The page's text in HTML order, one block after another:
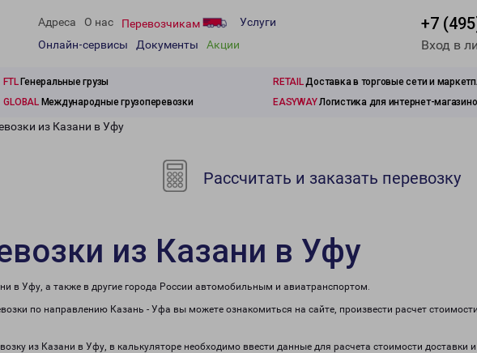
Адреса О нас Перевозчикам
Услуги
Онлайн-сервисы
Документы Акции
+7
Вход в
FTLГенеральные грузы RETAILДоставка в торговые сети и
GLOBALМеждународные грузоперевозки EASYWAYЛогистика для интернет-
из Казани в Уфу
Рассчитать и заказать перевозку
из Казани в Уфу
в Уфу, а также в другие города России автомобильным и авиатранспортом.
по направлению Казань - Уфа вы можете ознакомиться на сайте, произвести расчет
из Казани в Уфу, в калькуляторе необходимо ввести данные для расчета стоимости доставки